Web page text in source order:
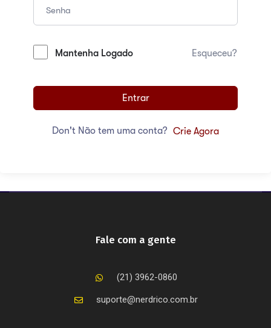
Mantenha Logado Esqueceu?
Entrar
Don't Não tem uma conta? Crie Agora
Fale com a gente
(21) 3962-0860
suporte@nerdrico.com.br